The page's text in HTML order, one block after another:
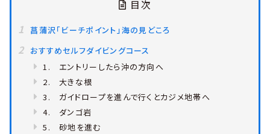
目次
菖蒲沢「ビーチポイント」海の見どころ
おすすめセルフダイビングコース
1. エントリーしたら沖の方向へ
2. 大きな根
3. ガイドロープを進んで行くとカジメ地帯へ
4. ダンゴ岩
5. 砂地を進む